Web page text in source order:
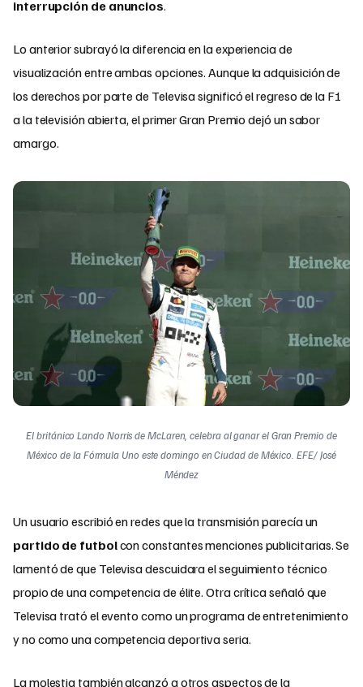
interrupción de anuncios.​
Lo anterior subrayó la diferencia en la experiencia de
visualización entre ambas opciones. Aunque la adquisición de
los derechos por parte de Televisa significó el regreso de la F1
a la televisión abierta, el primer Gran Premio dejó un sabor
amargo.​
El británico Lando Norris de McLaren, celebra al ganar el Gran Premio de
México de la Fórmula Uno este domingo en Ciudad de México. EFE/ José
Méndez
Un usuario escribió en redes que la transmisión parecía un
partido de futbolcon constantes menciones publicitarias. Se
lamentó de que Televisa descuidara el seguimiento técnico
propio de una competencia de élite. Otra crítica señaló que
Televisa trató el evento como un programa de entretenimiento
y no como una competencia deportiva seria.​
La molestia también alcanzó a otros aspectos de la